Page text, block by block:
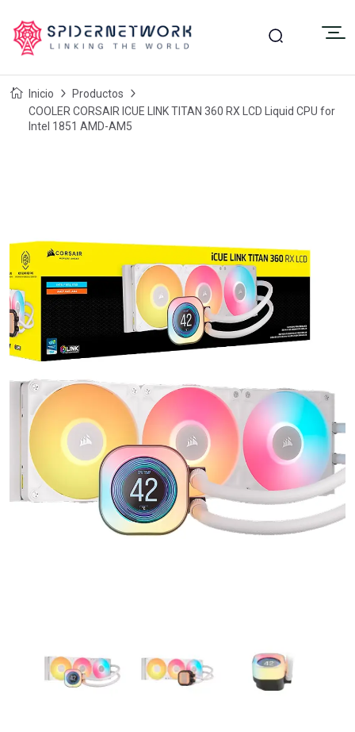
Inicio
Productos
COOLER CORSAIR ICUE LINK TITAN 360 RX LCD Liquid CPU for
Intel 1851 AMD-AM5